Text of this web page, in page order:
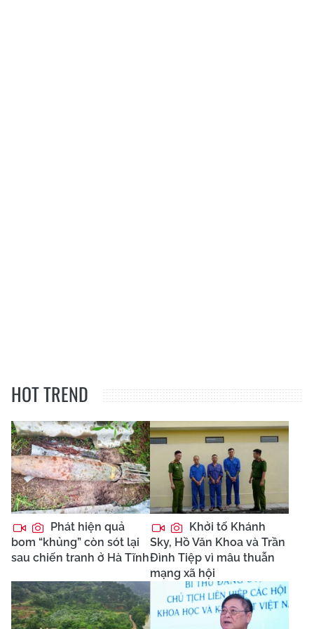
HOT TREND
Phát hiện quả
bom “khủng” còn sót lại
sau chiến tranh ở Hà Tĩnh
Khởi tố Khánh
Sky, Hồ Văn Khoa và Trần
Đình Tiệp vì mâu thuẫn
mạng xã hội